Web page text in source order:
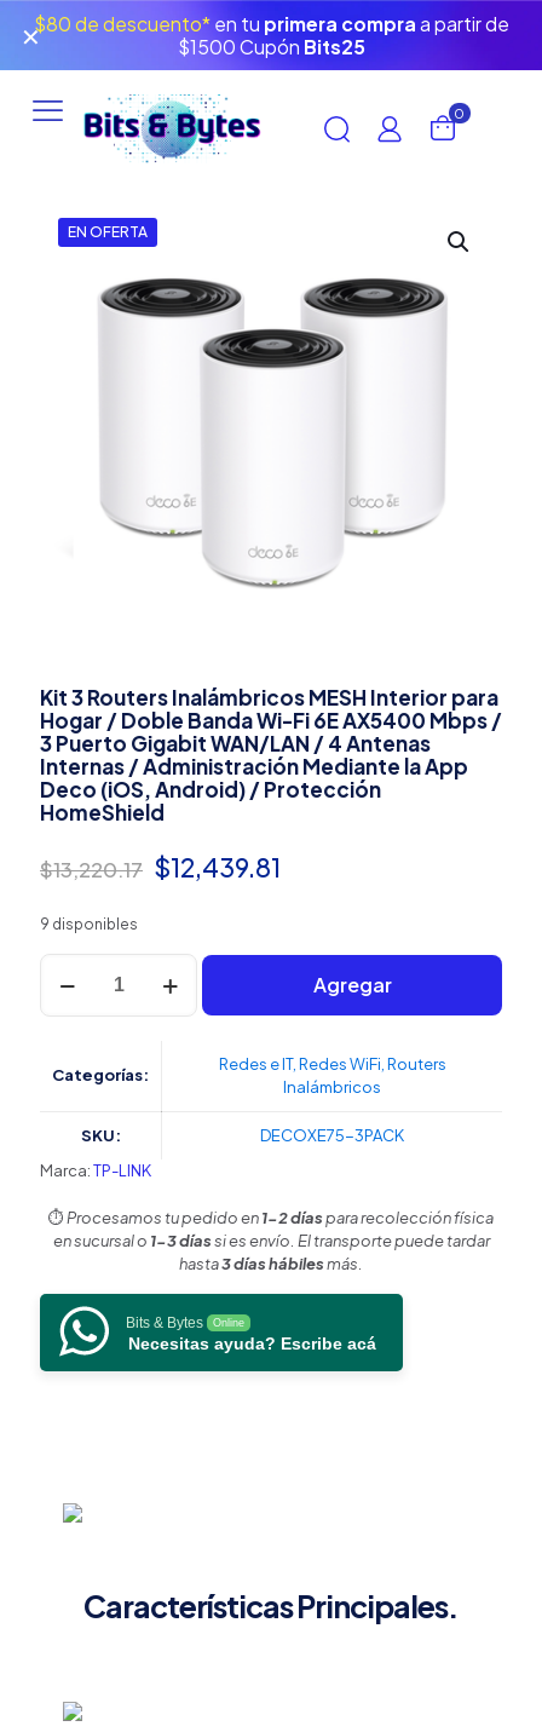
$80 de descuento*en tu primera compra a partir de
$1500 Cupón Bits25
✕
0
EN OFERTA
Kit 3 Routers Inalámbricos MESH Interior para
Hogar / Doble Banda Wi-Fi 6E AX5400 Mbps /
3 Puerto Gigabit WAN/LAN / 4 Antenas
Internas / Administración Mediante la App
Deco (iOS, Android) / Protección
HomeShield
$13,220.17 El
era:
$13,220.17.
$12,439.81
$12,439.81.
9 disponibles
Kit
Routers
Interior
Doble
Wi-
Mbps
Puerto
Internas
Android)
Agregar
Categorías:
Redes e IT, Redes WiFi Routers
Inalámbricos
SKU:
DECOXE75-3PACK
Marca:TP-LINK
⏱️Procesamos tu pedido en1-2 díaspara recolección física
en sucursal o 1-3 díassi es envío. El transporte puede tardar
hasta3 días hábilesmás.
Bits & Bytes Online
Necesitas ayuda? Escribe acá
Características Principales.